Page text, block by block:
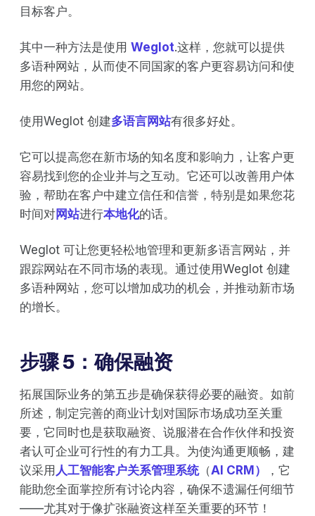
目标客户。
其中一种方法是使用 Weglot.这样，您就可以提供
多语种网站，从而使不同国家的客户更容易访问和使
用您的网站。
使用Weglot 创建多语言网站有很多好处。
它可以提高您在新市场的知名度和影响力，让客户更
容易找到您的企业并与之互动。它还可以改善用户体
验，帮助在客户中建立信任和信誉，特别是如果您花
时间对网站进行本地化的话。
Weglot 可让您更轻松地管理和更新多语言网站，并
跟踪网站在不同市场的表现。通过使用Weglot 创建
多语种网站，您可以增加成功的机会，并推动新市场
的增长。
步骤 5：确保融资
拓展国际业务的第五步是确保获得必要的融资。如前
所述，制定完善的商业计划对国际市场成功至关重
要，它同时也是获取融资、说服潜在合作伙伴和投资
者认可企业可行性的有力工具。为使沟通更顺畅，建
议采用 人工智能客户关系管理系统（AI CRM）
，它
能助您全面掌控所有讨论内容，确保不遗漏任何细节
——尤其对于像扩张融资这样至关重要的环节！